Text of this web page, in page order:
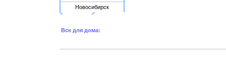
Новосибирск
Все для дома: